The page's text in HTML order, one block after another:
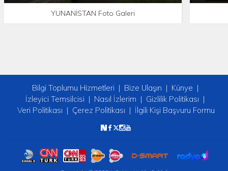
YUNANİSTAN Foto Galeri
Bilgi Toplumu Hizmetleri Bize Ulaşın
Künye
İzleyici Temsilcisi
Nasıl İzlerim
Gizlilik Politikası
Veri Politikası
Çerez Politikası İlgili Kişi Başvuru Formu